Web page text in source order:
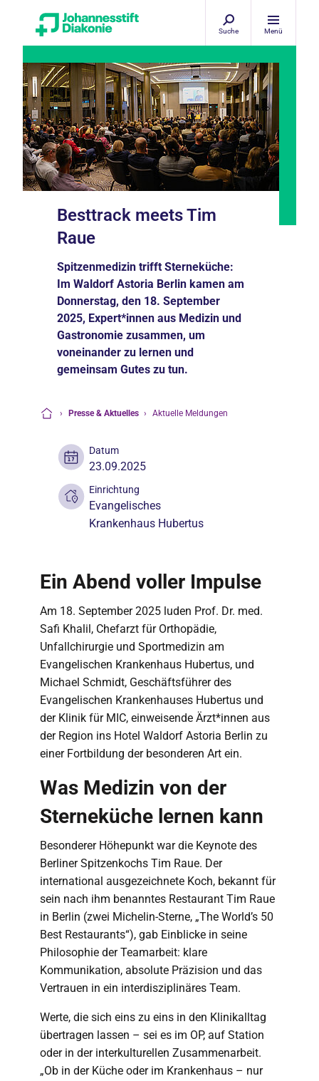
Suche Menü
Besttrack meets Tim
Raue
Spitzenmedizin trifft Sterneküche:
Im Waldorf Astoria Berlin kamen am
Donnerstag, den 18. September
2025, Expert*innen aus Medizin und
Gastronomie zusammen, um
voneinander zu lernen und
gemeinsam Gutes zu tun.
› Presse & Aktuelles › Aktuelle Meldungen
Datum
23.09.2025
Einrichtung
Evangelisches
Krankenhaus Hubertus
Ein Abend voller Impulse
Am 18. September 2025 luden Prof. Dr. med.
Safi Khalil, Chefarzt für Orthopädie,
Unfallchirurgie und Sportmedizin am
Evangelischen Krankenhaus Hubertus, und
Michael Schmidt, Geschäftsführer des
Evangelischen Krankenhauses Hubertus und
der Klinik für MIC, einweisende Ärzt*innen aus
der Region ins Hotel Waldorf Astoria Berlin zu
einer Fortbildung der besonderen Art ein.
Was Medizin von der
Sterneküche lernen kann
Besonderer Höhepunkt war die Keynote des
Berliner Spitzenkochs Tim Raue. Der
international ausgezeichnete Koch, bekannt für
sein nach ihm benanntes Restaurant Tim Raue
in Berlin (zwei Michelin-Sterne, „The World’s 50
Best Restaurants“), gab Einblicke in seine
Philosophie der Teamarbeit: klare
Kommunikation, absolute Präzision und das
Vertrauen in ein interdisziplinäres Team.
Werte, die sich eins zu eins in den Klinikalltag
übertragen lassen – sei es im OP, auf Station
oder in der interkulturellen Zusammenarbeit.
„Ob in der Küche oder im Krankenhaus – nur